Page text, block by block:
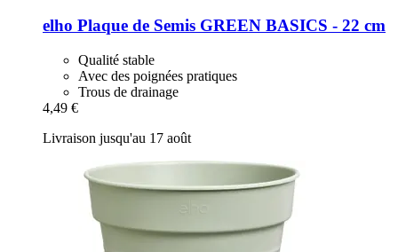
elho Plaque de Semis GREEN BASICS -​ 22 cm
Qualité stable
Avec des poignées pratiques
Trous de drainage
4,49 €
Livraison jusqu'au 17 août